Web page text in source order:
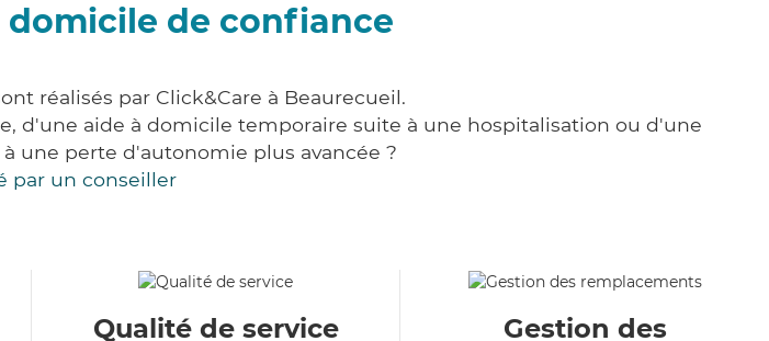
domicile de confiance
réalisés par Click&Care à Beaurecueil.
d'une aide à domicile temporaire suite à une hospitalisation ou d'une
une perte d'autonomie plus avancée ?
par un conseiller
Qualité de service
Gestion des